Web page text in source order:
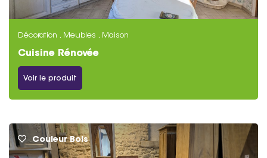
Décoration , Meubles , Maison
Cuisine Rénovée
Voir le produit
Couleur Bois